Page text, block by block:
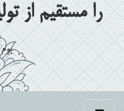
را مستقیم از
بوم